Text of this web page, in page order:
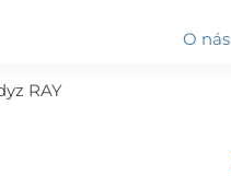
O nás
RAY